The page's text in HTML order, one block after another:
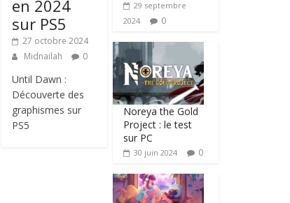
en 2024
sur PS5
27 octobre 2024
Midnailah
0
Until Dawn :
Découverte des
graphismes sur
PS5
29 septembre
2024
0
Noreya the Gold
Project : le test
sur PC
30 juin 2024 0